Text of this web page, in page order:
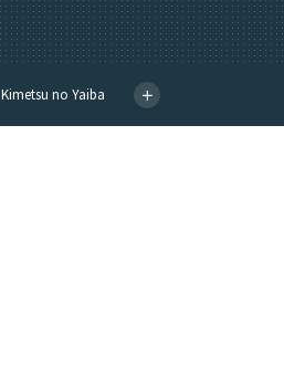
Kimetsu no Yaiba